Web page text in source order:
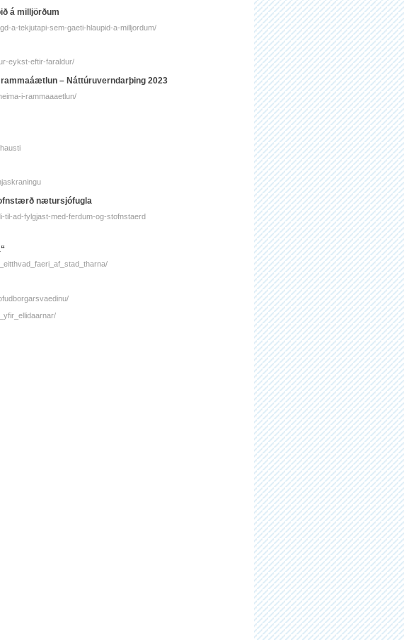
á milljörðum
a-tekjutapi-sem-gaeti-hlaupid-a-milljordum/
eykst-eftir-faraldur/
– Náttúruverndarþing 2023
i-rammaaaetlun/
nætursjófugla
til-ad-fylgjast-med-ferdum-og-stofnstaerd